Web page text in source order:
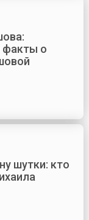
факты о
шутки: кто